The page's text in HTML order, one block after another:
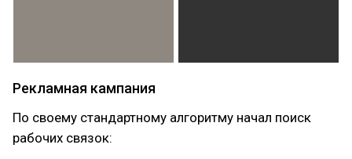
Рекламная кампания
По своему стандартному алгоритму начал поиск
рабочих связок: